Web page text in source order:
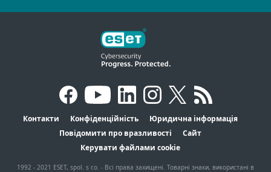
Контакти Конфіденційність
Юридична інформація
Повідомити про вразливості
Сайт
Керувати файлами cookie
1992 - 2021 ESET, spol. s r.o. - Всі права захищені. Товарні знаки, використані в